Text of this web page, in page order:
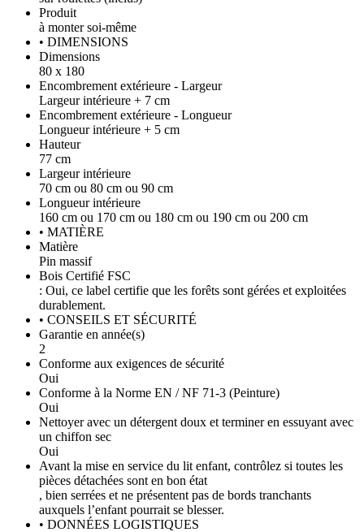
Produit
à monter soi-même
• DIMENSIONS
Dimensions
80 x 180
Encombrement extérieure - Largeur
Largeur intérieure + 7 cm
Encombrement extérieure - Longueur
Longueur intérieure + 5 cm
Hauteur
77 cm
Largeur intérieure
70 cm ou 80 cm ou 90 cm
Longueur intérieure
160 cm ou 170 cm ou 180 cm ou 190 cm ou 200 cm
• MATIÈRE
Matière
Pin massif
Bois Certifié FSC
: Oui, ce label certifie que les forêts sont gérées et exploitées
durablement.
• CONSEILS ET SÉCURITÉ
Garantie en année(s)
2
Conforme aux exigences de sécurité
Oui
Conforme à la Norme EN / NF 71-3 (Peinture)
Oui
Nettoyer avec un détergent doux et terminer en essuyant avec
un chiffon sec
Oui
Avant la mise en service du lit enfant, contrôlez si toutes les
pièces détachées sont en bon état
, bien serrées et ne présentent pas de bords tranchants
auxquels l’enfant pourrait se blesser.
• DONNÉES LOGISTIQUES